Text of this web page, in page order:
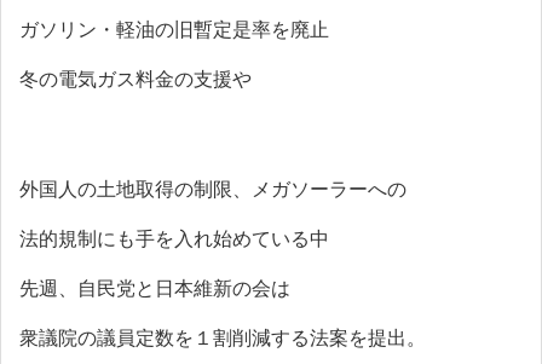
ガソリン・軽油の旧暫定是率を廃止
冬の電気ガス料金の支援や
外国人の土地取得の制限、メガソーラーへの
法的規制にも手を入れ始めている中
先週、自民党と日本維新の会は
衆議院の議員定数を１割削減する法案を提出。